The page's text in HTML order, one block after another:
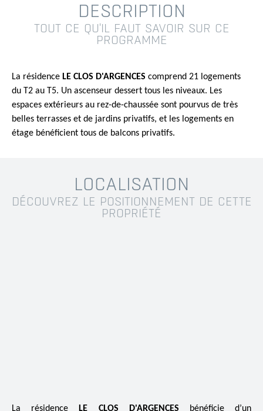
DESCRIPTION
TOUT CE QU'IL FAUT SAVOIR SUR CE
PROGRAMME
La résidence LE CLOS D'ARGENCES comprend 21 logements
du T2 au T5. Un ascenseur dessert tous les niveaux. Les
espaces extérieurs au rez-de-chaussée sont pourvus de très
belles terrasses et de jardins privatifs, et les logements en
étage bénéficient tous de balcons privatifs.
LOCALISATION
DÉCOUVREZ LE POSITIONNEMENT DE CETTE
PROPRIÉTÉ
La résidence LE CLOS D'ARGENCES bénéficie d’un